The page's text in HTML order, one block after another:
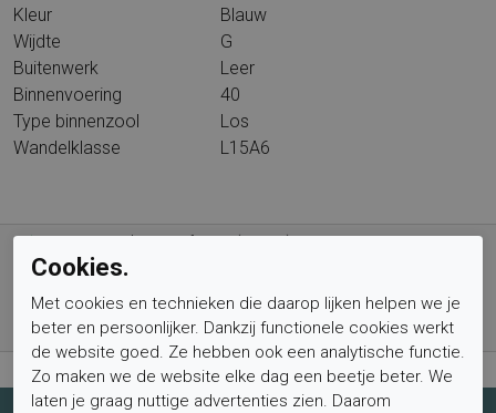
Kleur
Blauw
Wijdte
G
Buitenwerk
Leer
Binnenvoering
40
Type binnenzool
Los
Wandelklasse
L15A6
Gratis verzending vanaf € 59,- (voor NL)
Bestel nu, betaal achteraf met Klarna
Levertijd 1-2 werkdagen*
Retourtermijn van 2 weken
Cookies.
Met cookies en technieken die daarop lijken helpen we je
beter en persoonlijker. Dankzij functionele cookies werkt
de website goed. Ze hebben ook een analytische functie.
Zo maken we de website elke dag een beetje beter. We
laten je graag nuttige advertenties zien. Daarom